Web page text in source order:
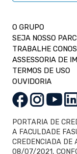
O GRUPO
SEJA NOSSO
TRABALHE
ASSESSORIA DE
TERMOS DE USO
OUVIDORIA
PORTARIA DE
A FACULDADE
CREDENCIADA DE
08/07/2021,